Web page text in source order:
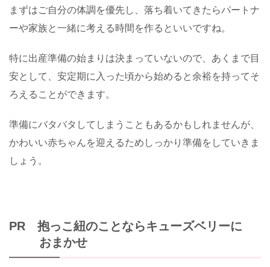
まずはご自分の体調を優先し、落ち着いてきたらパートナ
ーや家族と一緒に考える時間を作るといいですね。
特に出産準備の始まりは決まっていないので、あくまで目
安として、安定期に入った頃から始めると余裕を持ってそ
ろえることができます。
準備にバタバタしてしまうこともあるかもしれませんが、
かわいい赤ちゃんを迎えるためしっかり準備をしていきま
しょう。
PR 抱っこ紐のことならキューズベリーに
おまかせ